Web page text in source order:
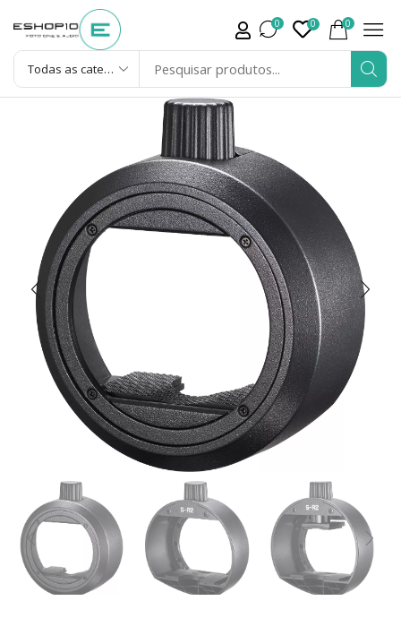
0 0 0